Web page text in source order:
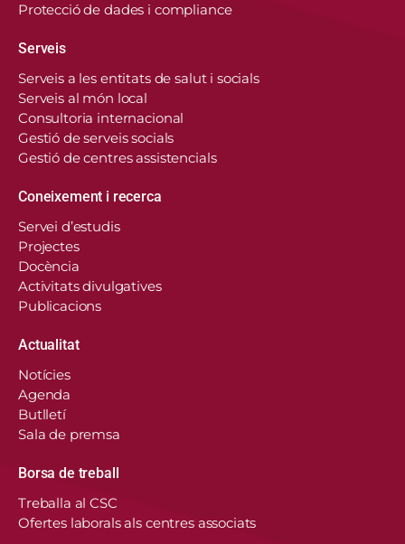
de Catalunya fa servir cookies pròpies i de
tercers per recordar les vostres preferències,
Protecció de dades i compliance
Serveis
Serveis a les entitats de salut i socials
Serveis al món local
Consultoria internacional
Gestió de serveis socials
Gestió de centres assistencials
Coneixement i recerca
Servei d’estudis
Projectes
Docència
Activitats divulgatives
Publicacions
Actualitat
Notícies
Agenda
Butlletí
Sala de premsa
Borsa de treball
Treballa al CSC
Ofertes laborals als centres associats